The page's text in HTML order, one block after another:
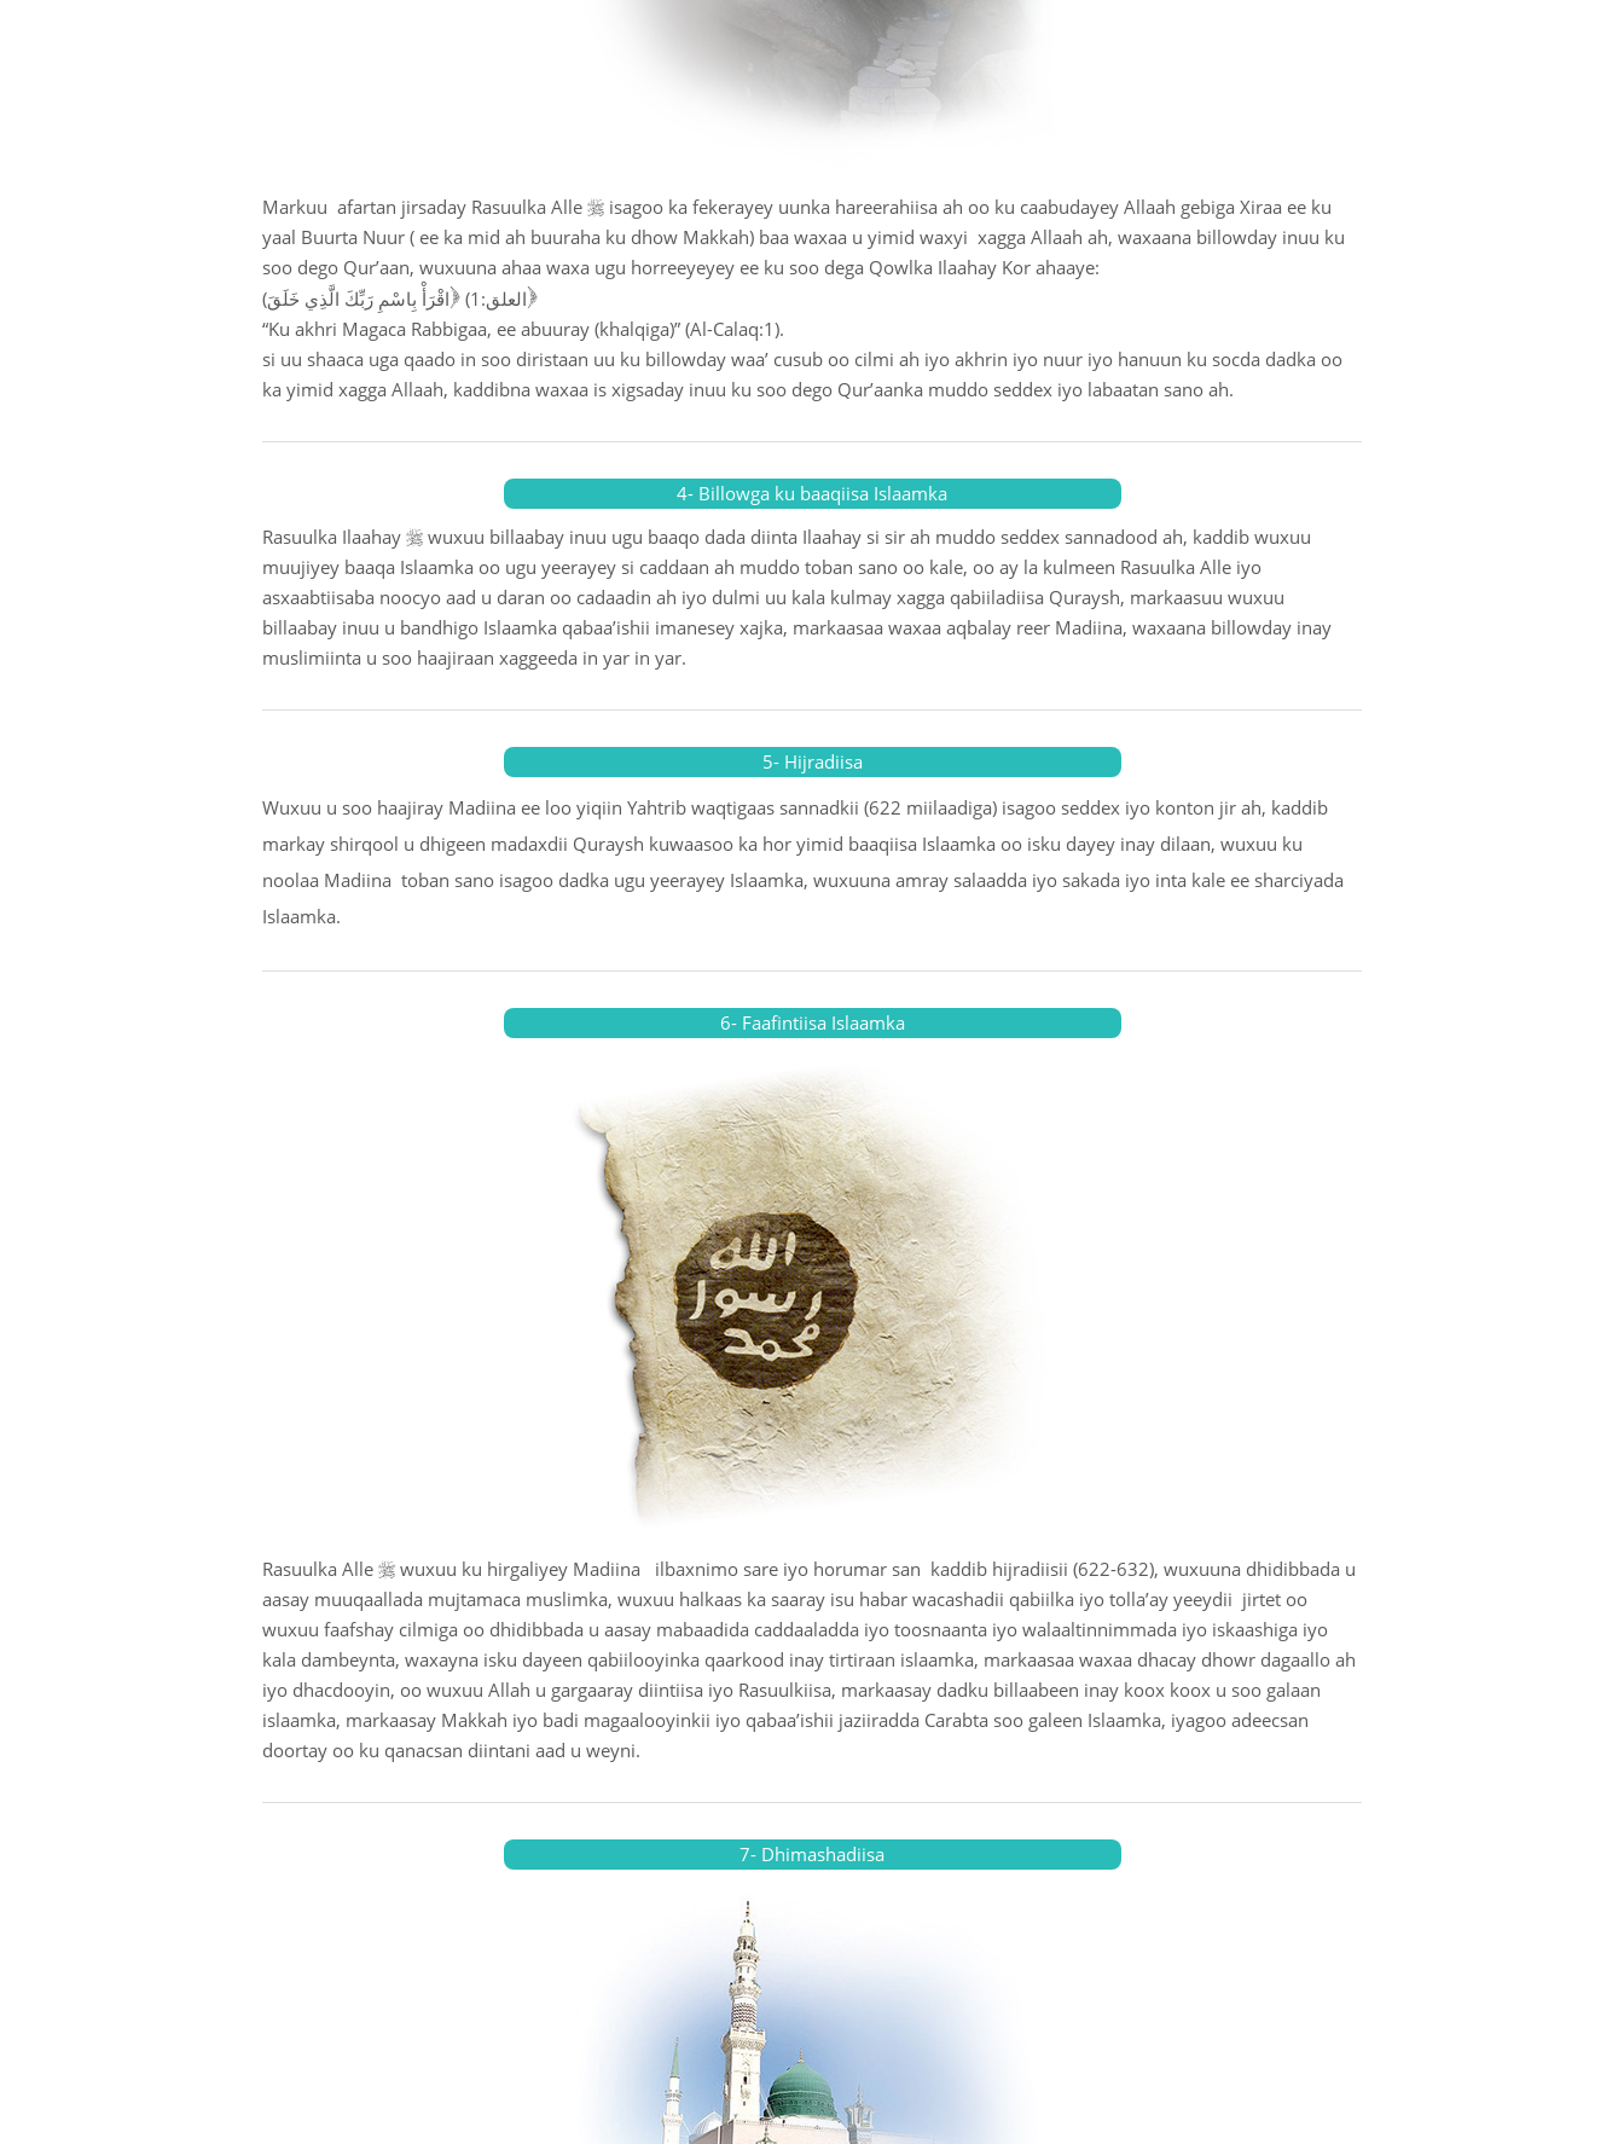
Markuu afartan jirsaday Rasuulka Alle  isagoo ka fekerayey uunka hareerahiisa ah oo ku caabudayey Allaah gebiga Xiraa ee ku
yaal Buurta Nuur ( ee ka mid ah buuraha ku dhow Makkah) baa waxaa u yimid waxyi xagga Allaah ah, waxaana billowday inuu ku
soo dego Qur’aan, wuxuuna ahaa waxa ugu horreeyeyey ee ku soo dega Qowlka Ilaahay Kor ahaaye:
(اقْرَأْ بِاسْمِ رَبِّكَ الَّذِي خَلَقَ) (العلق:1)
“Ku akhri Magaca Rabbigaa, ee abuuray (khalqiga)” (Al-Calaq:1).
si uu shaaca uga qaado in soo diristaan uu ku billowday waa’ cusub oo cilmi ah iyo akhrin iyo nuur iyo hanuun ku socda dadka oo
ka yimid xagga Allaah, kaddibna waxaa is xigsaday inuu ku soo dego Qur’aanka muddo seddex iyo labaatan sano ah.
4- Billowga ku baaqiisa Islaamka
Rasuulka Ilaahay  wuxuu billaabay inuu ugu baaqo dada diinta Ilaahay si sir ah muddo seddex sannadood ah, kaddib wuxuu
muujiyey baaqa Islaamka oo ugu yeerayey si caddaan ah muddo toban sano oo kale, oo ay la kulmeen Rasuulka Alle iyo
asxaabtiisaba noocyo aad u daran oo cadaadin ah iyo dulmi uu kala kulmay xagga qabiiladiisa Quraysh, markaasuu wuxuu
billaabay inuu u bandhigo Islaamka qabaa’ishii imanesey xajka, markaasaa waxaa aqbalay reer Madiina, waxaana billowday inay
muslimiinta u soo haajiraan xaggeeda in yar in yar.
5- Hijradiisa
Wuxuu u soo haajiray Madiina ee loo yiqiin Yahtrib waqtigaas sannadkii (622 miilaadiga) isagoo seddex iyo konton jir ah, kaddib
markay shirqool u dhigeen madaxdii Quraysh kuwaasoo ka hor yimid baaqiisa Islaamka oo isku dayey inay dilaan, wuxuu ku
noolaa Madiina toban sano isagoo dadka ugu yeerayey Islaamka, wuxuuna amray salaadda iyo sakada iyo inta kale ee sharciyada
Islaamka.
6- Faafintiisa Islaamka
Rasuulka Alle  wuxuu ku hirgaliyey Madiina ilbaxnimo sare iyo horumar san kaddib hijradiisii (622-632), wuxuuna dhidibbada u
aasay muuqaallada mujtamaca muslimka, wuxuu halkaas ka saaray isu habar wacashadii qabiilka iyo tolla’ay yeeydii jirtet oo
wuxuu faafshay cilmiga oo dhidibbada u aasay mabaadida caddaaladda iyo toosnaanta iyo walaaltinnimmada iyo iskaashiga iyo
kala dambeynta, waxayna isku dayeen qabiilooyinka qaarkood inay tirtiraan islaamka, markaasaa waxaa dhacay dhowr dagaallo ah
iyo dhacdooyin, oo wuxuu Allah u gargaaray diintiisa iyo Rasuulkiisa, markaasay dadku billaabeen inay koox koox u soo galaan
islaamka, markaasay Makkah iyo badi magaalooyinkii iyo qabaa’ishii jaziiradda Carabta soo galeen Islaamka, iyagoo adeecsan
doortay oo ku qanacsan diintani aad u weyni.
7- Dhimashadiisa